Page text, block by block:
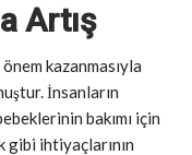
Artış
kazanmasıyla
İnsanların
bakımı için
gibi ihtiyaçlarının